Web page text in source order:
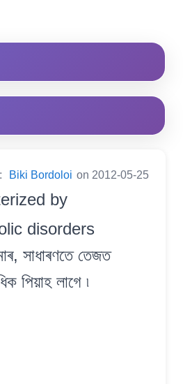
Biki Bordoloi on 2012-05-25
by
disorders
সাধাৰণতে তেজত
পিয়াহ লাগে ৷